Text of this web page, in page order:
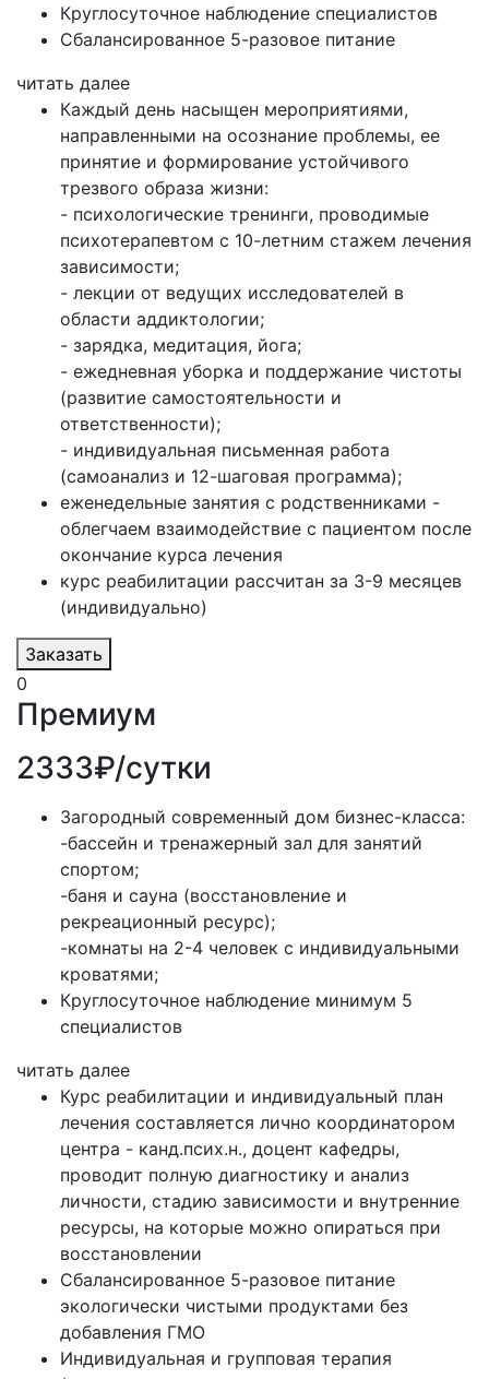
Круглосуточное наблюдение специалистов
Сбалансированное 5-разовое питание
читать далее
Каждый день насыщен мероприятиями,
направленными на осознание проблемы, ее
принятие и формирование устойчивого
трезвого образа жизни:
- психологические тренинги, проводимые
психотерапевтом с 10-летним стажем лечения
зависимости;
- лекции от ведущих исследователей в
области аддиктологии;
- зарядка, медитация, йога;
- ежедневная уборка и поддержание чистоты
(развитие самостоятельности и
ответственности);
- индивидуальная письменная работа
(самоанализ и 12-шаговая программа);
еженедельные занятия с родственниками -
облегчаем взаимодействие с пациентом после
окончание курса лечения
курс реабилитации рассчитан за 3-9 месяцев
(индивидуально)
Заказать
0
Премиум
2333₽/сутки
Загородный современный дом бизнес-класса:
-бассейн и тренажерный зал для занятий
спортом;
-баня и сауна (восстановление и
рекреационный ресурс);
-комнаты на 2-4 человек с индивидуальными
кроватями;
Круглосуточное наблюдение минимум 5
специалистов
читать далее
Курс реабилитации и индивидуальный план
лечения составляется лично координатором
центра - канд.псих.н., доцент кафедры,
проводит полную диагностику и анализ
личности, стадию зависимости и внутренние
ресурсы, на которые можно опираться при
восстановлении
Сбалансированное 5-разовое питание
экологически чистыми продуктами без
добавления ГМО
Индивидуальная и групповая терапия